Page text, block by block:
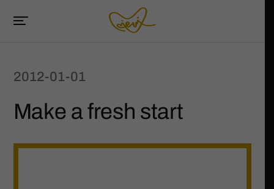
2012-01-01
Make a fresh start